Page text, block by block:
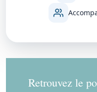
Retrouvez le